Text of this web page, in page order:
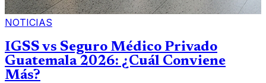
NOTICIAS
IGSS vs Seguro Médico Privado
Guatemala 2026: ¿Cuál Conviene
Más?